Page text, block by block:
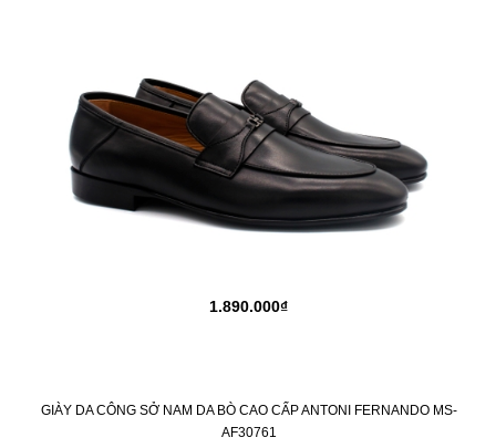
1.890.000₫
GIÀY DA CÔNG SỞ NAM DA BÒ CAO CẤP ANTONI FERNANDO MS-
AF30761